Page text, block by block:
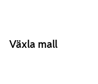
Växla mall